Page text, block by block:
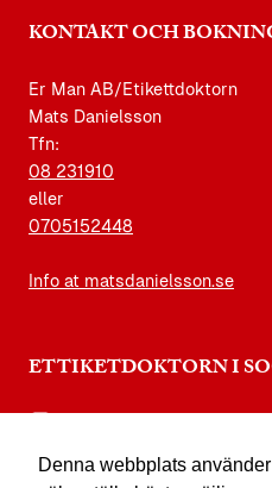
Denna webbplats
KONTAKT OCH
Er Man AB/Etikettdoktorn
Mats Danielsson
Tfn:
08 231910
eller
0705152448
Info at matsdanielsson.se
ETTIKETDOKTORN I
facebook.com/